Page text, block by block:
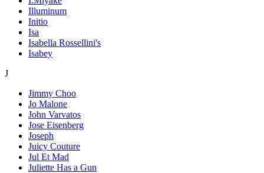
Illuminum
Initio
Isa
Isabella Rossellini's
Isabey
J
Jimmy Choo
Jo Malone
John Varvatos
Jose Eisenberg
Joseph
Juicy Couture
Jul Et Mad
Juliette Has a Gun